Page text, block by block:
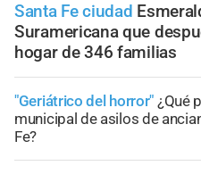
Santa Fe ciudad
Suramericana que
hogar de 346 familias
"Geriátrico del horror" ¿Qué
municipal de asilos de
Fe?